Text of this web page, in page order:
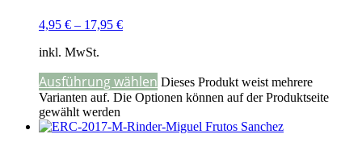
4,95 € – 17,95 €
inkl. MwSt.
Ausführung wählen Dieses Produkt weist mehrere
Varianten auf. Die Optionen können auf der Produktseite
gewählt werden